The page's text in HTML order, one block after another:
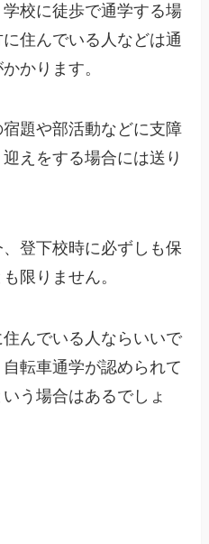
校に徒歩で通学する場
住んでいる人などは通
かります。
題や部活動などに支障
えをする場合には送り
登下校時に必ずしも保
限りません。
んでいる人ならいいで
転車通学が認められて
う場合はあるでしょ